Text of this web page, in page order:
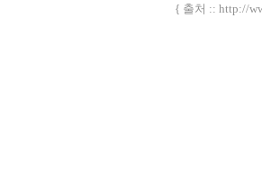
{ 출처 :: http://